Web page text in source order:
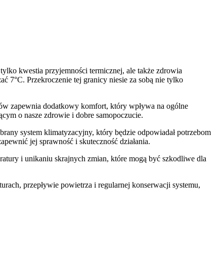
kwestia przyjemności termicznej, ale także zdrowia
7°C. Przekroczenie tej granicy niesie za sobą nie tylko
zapewnia dodatkowy komfort, który wpływa na ogólne
o nasze zdrowie i dobre samopoczucie.
system klimatyzacyjny, który będzie odpowiadał potrzebom
jej sprawność i skuteczność działania.
i unikaniu skrajnych zmian, które mogą być szkodliwe dla
przepływie powietrza i regularnej konserwacji systemu,